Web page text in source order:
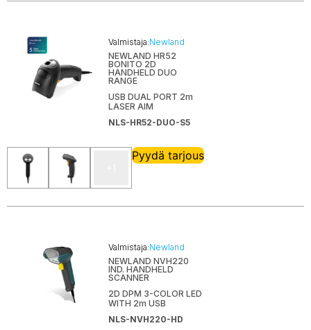
Valmistaja:Newland
NEWLAND HR52
BONITO 2D
HANDHELD DUO
RANGE
USB DUAL PORT 2m
LASER AIM
NLS-HR52-DUO-S5
Pyydä tarjous
Valmistaja:Newland
NEWLAND NVH220
IND. HANDHELD
SCANNER
2D DPM 3-COLOR LED
WITH 2m USB
NLS-NVH220-HD